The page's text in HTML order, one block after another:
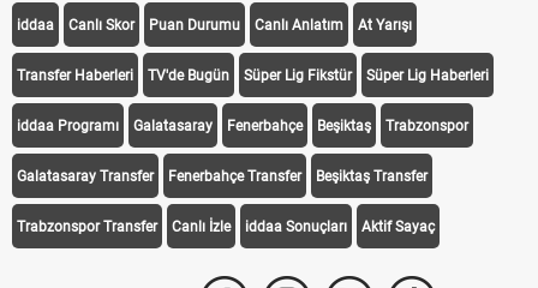
iddaa Canlı Skor Puan Durumu Canlı Anlatım At Yarışı
Transfer Haberleri TV'de Bugün Süper Lig Fikstür Süper Lig Haberleri
iddaa Programı Galatasaray Fenerbahçe Beşiktaş Trabzonspor
Galatasaray Transfer Fenerbahçe Transfer Beşiktaş Transfer
Trabzonspor Transfer Canlı İzle iddaa Sonuçları Aktif Sayaç